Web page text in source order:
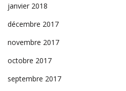
janvier 2018
décembre 2017
novembre 2017
octobre 2017
septembre 2017